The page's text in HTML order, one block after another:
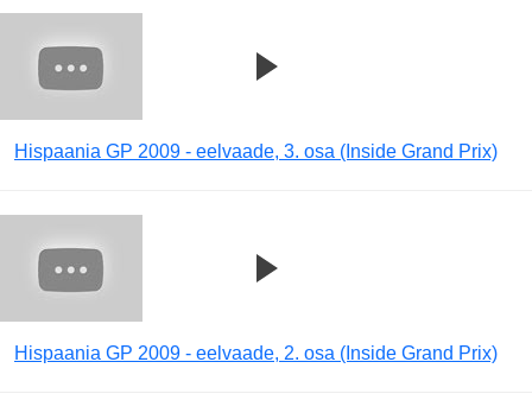
Hispaania GP 2009 - eelvaade, 3. osa (Inside Grand Prix)
Hispaania GP 2009 - eelvaade, 2. osa (Inside Grand Prix)